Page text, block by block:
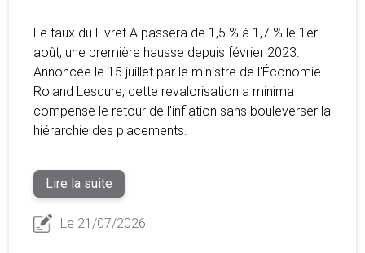
Le taux du Livret A passera de 1,5 % à 1,7 % le 1er
août, une première hausse depuis février 2023.
Annoncée le 15 juillet par le ministre de l'Économie
Roland Lescure, cette revalorisation a minima
compense le retour de l'inflation sans bouleverser la
hiérarchie des placements.
Lire la suite
Le 21/07/2026